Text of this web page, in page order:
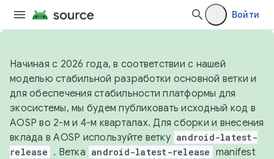
Войти
Начиная с 2026 года, в соответствии с нашей
моделью стабильной разработки основной ветки и
для обеспечения стабильности платформы для
экосистемы, мы будем публиковать исходный код в
AOSP во 2-м и 4-м кварталах. Для сборки и внесения
вклада в AOSP используйте ветку android-latest-
release . Ветка android-latest-release manifest